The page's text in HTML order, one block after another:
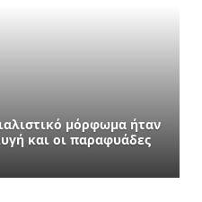
μόρφωμα ήταν
και οι παραφυάδες